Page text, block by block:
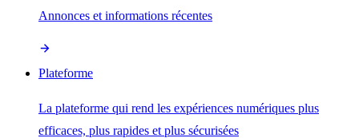
Annonces et informations récentes
Plateforme
La plateforme qui rend les expériences numériques plus
efficaces, plus rapides et plus sécurisées